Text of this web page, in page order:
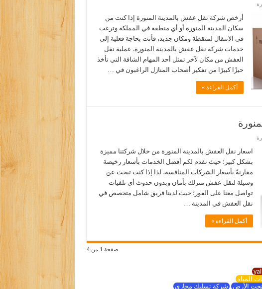
أرخص شركة نقل عفش بالمدينة المنورة إذا كنت من
سكان المدينة المنورة أو أي منطقة في المملكة وترغب
في الانتقال لمنقطة ومكان جديد، فأنت بحاجة فعلية إلى
خدمات شركة نقل عفش بالمدينة المنورة. عملية نقل
العفش من مكان لآخر تمثل أحد المهام الشاقة التي تأخذ
حيزًا كبيرًا من تفكير أصحاب المنازل الراغبون في …
أكمل القراءة »
اسعار نقل العفش بالمدينة المنورة من خلال شركتنا مميزة
بشكل كبير؛ حيث نقدم لكم أفضل الخدمات بأسعار رخيصة
مقارنةً بأسعار الشركات المنافسة، لذا إذا كنت تبحث عن
وسيلة لنقل عفش منزلك بأمان وبدون حدوث أي تلفيات
تواصل معنا على الفور؛ حيث لدينا فريق شامل متخصص في
نقل العفش في المدينة …
أكمل القراءة »
صفحة 1 من 4
المياه
الأرض شركة تسليك مجاري